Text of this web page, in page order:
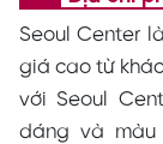
Seoul Center
giá cao từ
với Seoul
dáng và màu